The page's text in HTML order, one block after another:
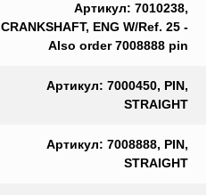
Артикул: 7010238,
CRANKSHAFT, ENG W/Ref. 25 -
Also order 7008888 pin
Артикул: 7000450, PIN,
STRAIGHT
Артикул: 7008888, PIN,
STRAIGHT